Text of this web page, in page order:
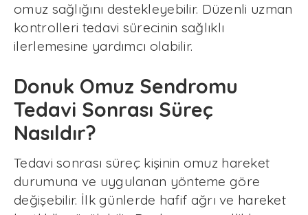
omuz sağlığını destekleyebilir. Düzenli uzman
kontrolleri tedavi sürecinin sağlıklı
ilerlemesine yardımcı olabilir.
Donuk Omuz Sendromu
Tedavi Sonrası Süreç
Nasıldır?
Tedavi sonrası süreç kişinin omuz hareket
durumuna ve uygulanan yönteme göre
değişebilir. İlk günlerde hafif ağrı ve hareket